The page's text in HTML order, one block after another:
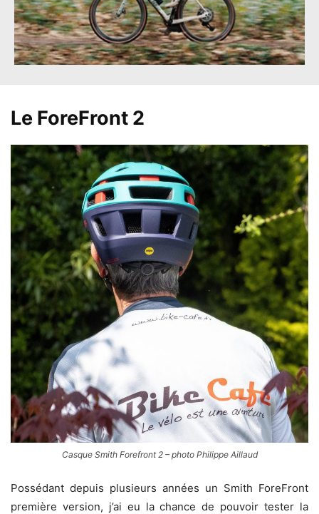
Le ForeFront 2
Casque Smith Forefront 2 – photo Philippe Aillaud
Possédant depuis plusieurs années un Smith ForeFront
première version, j’ai eu la chance de pouvoir tester la